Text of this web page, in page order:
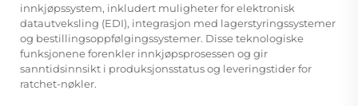
innkjøpssystem, inkludert muligheter for elektronisk
datautveksling (EDI), integrasjon med lagerstyringssystemer
og bestillingsoppfølgingssystemer. Disse teknologiske
funksjonene forenkler innkjøpsprosessen og gir
sanntidsinnsikt i produksjonsstatus og leveringstider for
ratchet-nøkler.